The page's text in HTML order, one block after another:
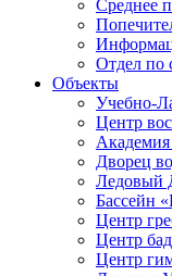
Среднее
Отдел по
Объекты
Учебно-
Центр
Академия
Дворец
Ледовый
Бассейн
Центр
Центр
Центр